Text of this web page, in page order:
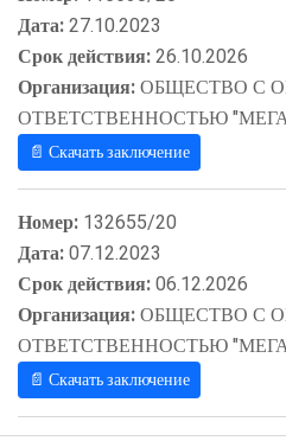
Дата:27.10.2023
Срок действия:26.10.2026
Организация:ОБЩЕСТВО С
ОТВЕТСТВЕННОСТЬЮ
📄 Скачать заключение
Номер: 132655/20
Дата:07.12.2023
Срок действия:06.12.2026
Организация:ОБЩЕСТВО С
ОТВЕТСТВЕННОСТЬЮ
📄 Скачать заключение